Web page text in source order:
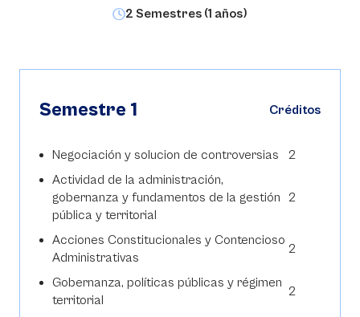
2 Semestres (1 años)
Semestre 1 Créditos
Negociación y solucion de controversias
2
Actividad de la administración,
gobernanza y fundamentos de la gestión
pública y territorial
2
Acciones Constitucionales y Contencioso
Administrativas
2
Gobernanza, políticas públicas y régimen
territorial
2